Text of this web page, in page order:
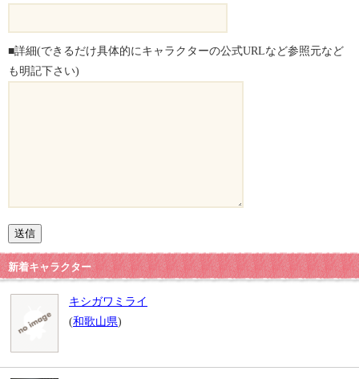
■詳細(できるだけ具体的にキャラクターの公式URLなど参照元など
も明記下さい)
新着キャラクター
キシガワミライ
(和歌山県)